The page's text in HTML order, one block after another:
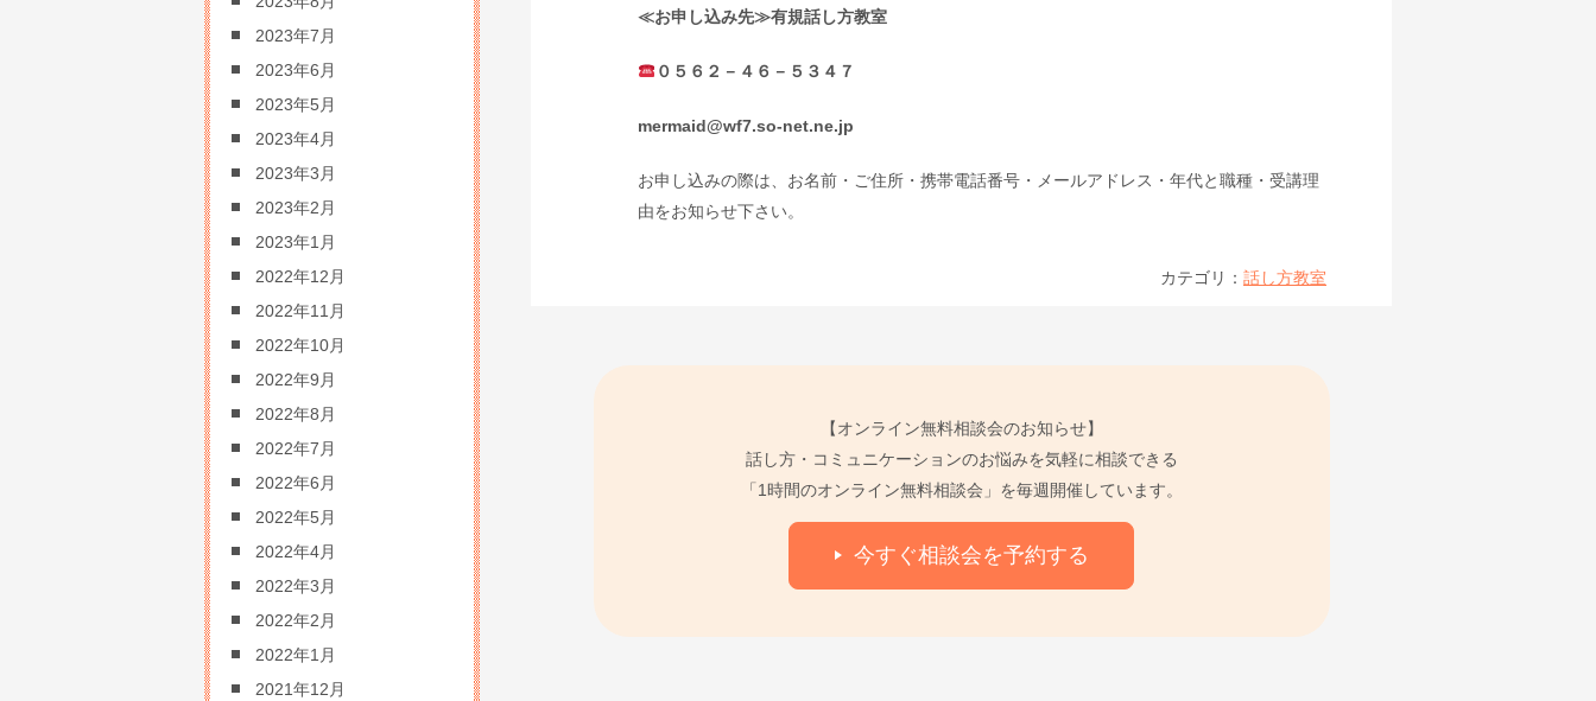
≪お申し込み先≫有規話し方教室
０５６２－４６－５３４７
mermaid@wf7.so-net.ne.jp
お申し込みの際は、お名前・ご住所・携帯電話番号・メールアドレス・年代と職種・受講理
由をお知らせ下さい。
カテゴリ： 話し方教室
【オンライン無料相談会のお知らせ】
話し方・コミュニケーションのお悩みを気軽に相談できる
「1時間のオンライン無料相談会」を毎週開催しています。
今すぐ相談会を予約する
2023年7月
2023年6月
2023年5月
2023年4月
2023年3月
2023年2月
2023年1月
2022年12月
2022年11月
2022年10月
2022年9月
2022年8月
2022年7月
2022年6月
2022年5月
2022年4月
2022年3月
2022年2月
2022年1月
2021年12月